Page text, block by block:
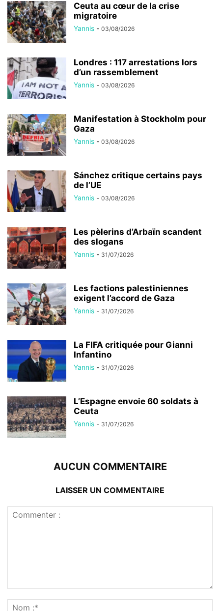
Ceuta au cœur de la crise
migratoire
Yannis - 03/08/2026
Londres : 117 arrestations lors
d’un rassemblement
Yannis - 03/08/2026
Manifestation à Stockholm pour
Gaza
Yannis - 03/08/2026
Sánchez critique certains pays
de l’UE
Yannis - 03/08/2026
Les pèlerins d’Arbaïn scandent
des slogans
Yannis - 31/07/2026
Les factions palestiniennes
exigent l’accord de Gaza
Yannis - 31/07/2026
La FIFA critiquée pour Gianni
Infantino
Yannis - 31/07/2026
L’Espagne envoie 60 soldats à
Ceuta
Yannis - 31/07/2026
AUCUN COMMENTAIRE
LAISSER UN COMMENTAIRE